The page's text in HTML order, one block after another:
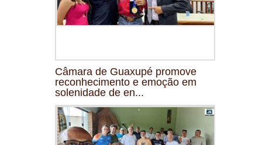
Câmara de Guaxupé promove
reconhecimento e emoção em
solenidade de en...